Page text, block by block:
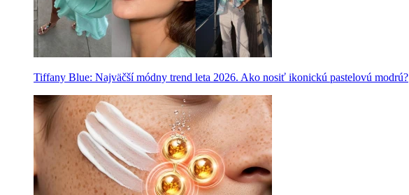
Tiffany Blue: Najväčší módny trend leta 2026. Ako nosiť ikonickú pastelovú modrú?